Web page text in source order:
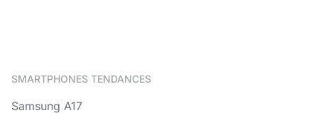
SMARTPHONES TENDANCES
Samsung A17